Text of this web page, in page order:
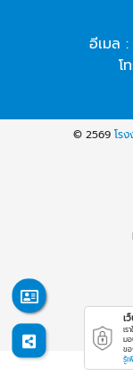
อีเมล :
โ
© 2569 โร
เ
เร
ม
ขอ
รู้เ